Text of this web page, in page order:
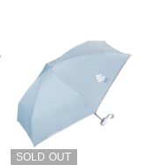
全UVカット率100％・
SOLD OUT